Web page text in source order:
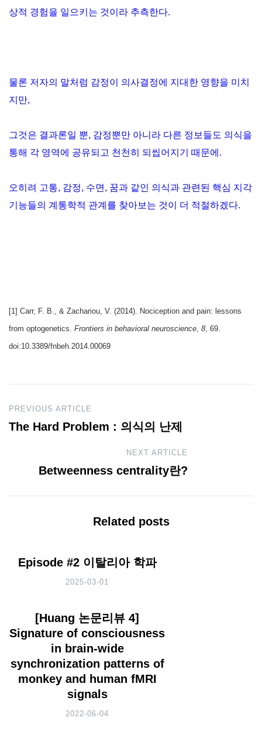
상적 경험을 일으키는 것이라 추측한다.
물론 저자의 말처럼 감정이 의사결정에 지대한 영향을 미치
지만,
그것은 결과론일 뿐, 감정뿐만 아니라 다른 정보들도 의식을
통해 각 영역에 공유되고 천천히 되씹어지기 때문에.
오히려 고통, 감정, 수면, 꿈과 같인 의식과 관련된 핵심 지각
기능들의 계통학적 관계를 찾아보는 것이 더 적절하겠다.
[1] Carr, F. B., & Zachariou, V. (2014). Nociception and pain: lessons
from optogenetics. Frontiers in behavioral neuroscience 8 , 69.
doi:10.3389/fnbeh.2014.00069
Post
navigation
PREVIOUS ARTICLE
The Hard Problem : 의식의 난제
NEXT ARTICLE
Betweenness centrality란?
Related posts
Episode #2 이탈리아 학파
2025-03-01
[Huang 논문리뷰 4]
Signature of consciousness
in brain-wide
synchronization patterns of
monkey and human fMRI
signals
2022-06-04